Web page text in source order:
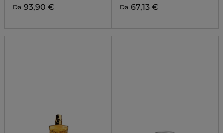
Da 93,90 € Da 67,13 €